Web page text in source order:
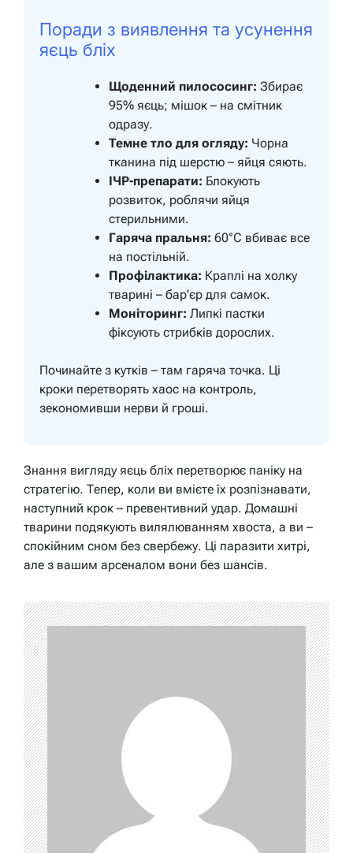
Поради з виявлення та усунення
яєць бліх
Щоденний пилососинг: Збирає
95% яєць; мішок – на смітник
одразу.
Темне тло для огляду: Чорна
тканина під шерстю – яйця сяють.
ІЧР-препарати: Блокують
розвиток, роблячи яйця
стерильними.
Гаряча пральня: 60°C вбиває все
на постільній.
Профілактика: Краплі на холку
тварині – бар’єр для самок.
Моніторинг: Липкі пастки
фіксують стрибків дорослих.
Починайте з кутків – там гаряча точка. Ці
кроки перетворять хаос на контроль,
зекономивши нерви й гроші.
Знання вигляду яєць бліх перетворює паніку на
стратегію. Тепер, коли ви вмієте їх розпізнавати,
наступний крок – превентивний удар. Домашні
тварини подякують вилялюванням хвоста, а ви –
спокійним сном без свербежу. Ці паразити хитрі,
але з вашим арсеналом вони без шансів.